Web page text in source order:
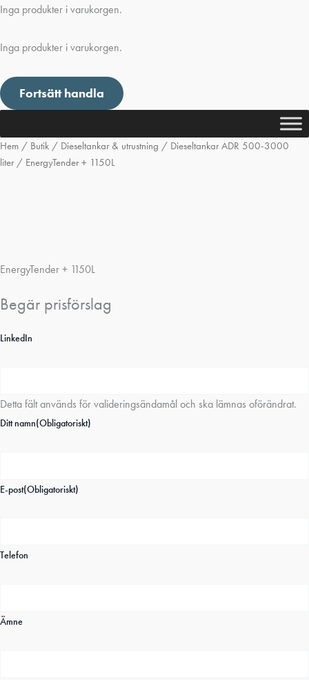
Inga produkter i varukorgen.
Inga produkter i varukorgen.
Fortsätt handla
Hem / Butik / Dieseltankar & utrustning / Dieseltankar ADR 500-3000
liter/ EnergyTender + 1150L
EnergyTender + 1150L
Begär prisförslag
LinkedIn
Detta fält används för valideringsändamål och ska lämnas oförändrat.
Ditt namn(Obligatoriskt)
E-post(Obligatoriskt)
Telefon
Ämne